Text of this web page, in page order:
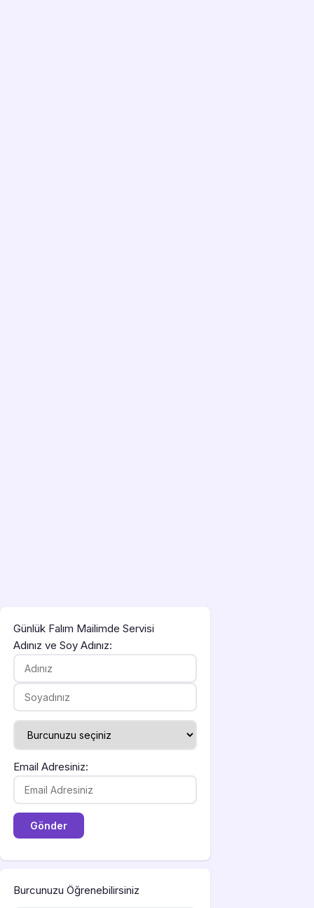
Günlük Falım Mailimde Servisi
Adınız ve Soy Adınız:
Email Adresiniz:
Burcunuzu Öğrenebilirsiniz